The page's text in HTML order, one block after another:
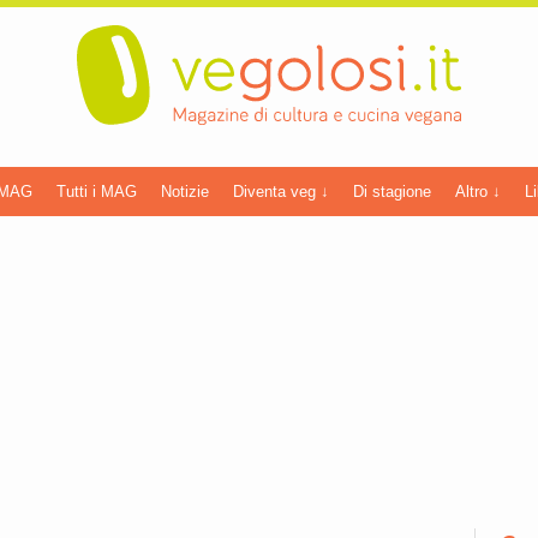
Tutti i MAG Notizie Diventa veg ↓ Di stagione Altro ↓